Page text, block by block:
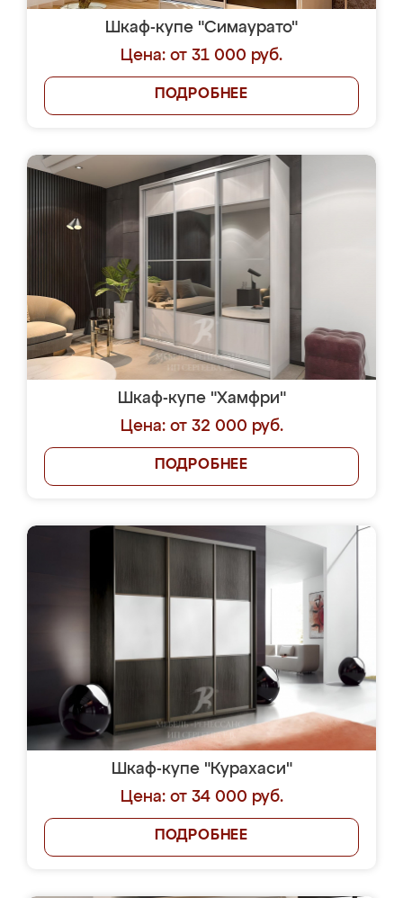
Шкаф-купе "Симаурато"
Цена: от 31 000 руб.
ПОДРОБНЕЕ
Шкаф-купе "Хамфри"
Цена: от 32 000 руб.
ПОДРОБНЕЕ
Шкаф-купе "Курахаси"
Цена: от 34 000 руб.
ПОДРОБНЕЕ